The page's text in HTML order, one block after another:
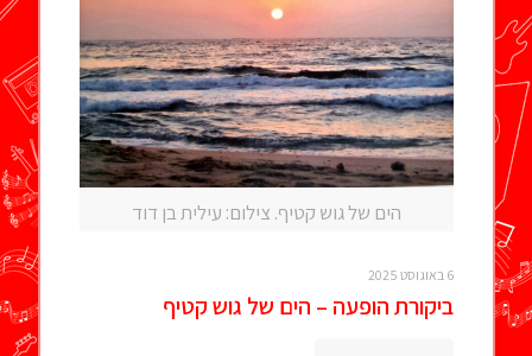
הים של גוש קטיף. צילום: עילית בן דוד
6 באוגוסט 2025
ביקורת הופעה – הים של גוש קטיף